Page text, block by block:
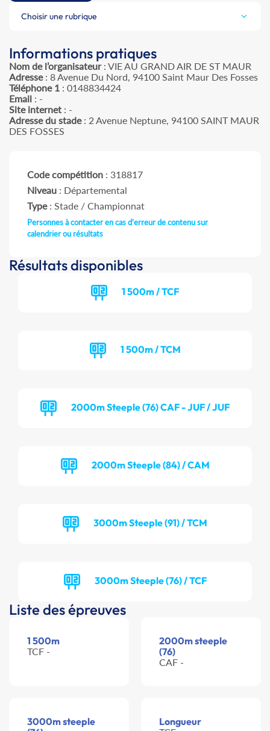
Choisir une rubrique
Informations pratiques
Nom de l’organisateur: VIE AU GRAND AIR DE ST MAUR
Adresse: 8 Avenue Du Nord, 94100 Saint Maur Des Fosses
Téléphone 1 : 0148834424
Email : -
Site internet : -
Adresse du stade: 2 Avenue Neptune, 94100 SAINT MAUR
DES FOSSES
Code compétition : 318817
Niveau : Départemental
Type: Stade / Championnat
Personnes à contacter en cas d'erreur de contenu sur
calendrier ou résultats
Résultats disponibles
1 500m / TCF
1 500m / TCM
2000m Steeple (76) CAF - JUF / JUF
2000m Steeple (84) / CAM
3000m Steeple (91) / TCM
3000m Steeple (76) / TCF
Liste des épreuves
1 500m
TCF -
2000m steeple
(76)
CAF -
3000m steeple
Longueur